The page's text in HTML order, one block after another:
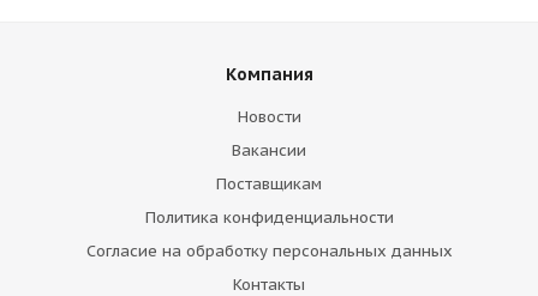
Компания
Новости
Вакансии
Поставщикам
Политика конфиденциальности
Согласие на обработку персональных данных
Контакты